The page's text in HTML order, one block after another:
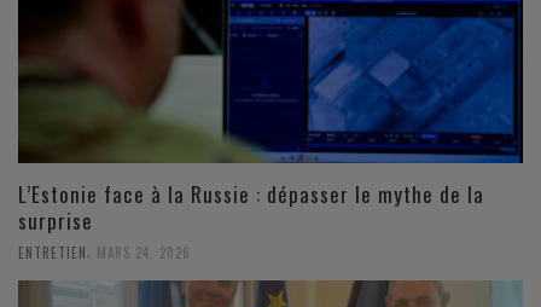
L’Estonie face à la Russie : dépasser le mythe de la
surprise
ENTRETIEN MARS 24, 2026